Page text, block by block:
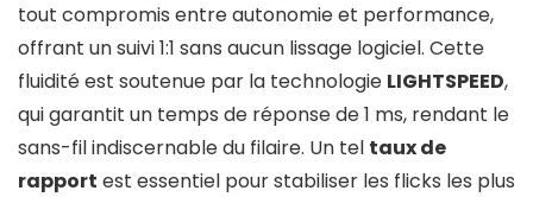
tout compromis entre autonomie et performance,
offrant un suivi 1:1 sans aucun lissage logiciel. Cette
fluidité est soutenue par la technologie LIGHTSPEED,
qui garantit un temps de réponse de 1 ms, rendant le
sans-fil indiscernable du filaire. Un tel taux de
rapport est essentiel pour stabiliser les flicks les plus